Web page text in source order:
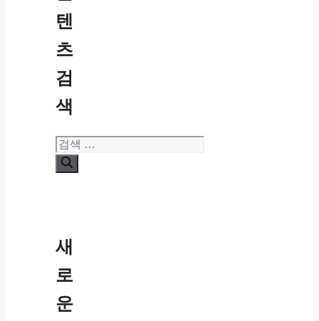
텐
츠
검
색
검
색:
새
로
운